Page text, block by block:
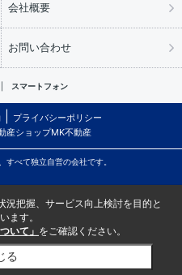
会社概要
お問い合わせ
スマートフォン
プライバシーポリシー
産ショップMK不動産
べて独立自営の会社です。
況把握、サービス向上検討を目的と
ます。
いて」 をご確認ください。
る